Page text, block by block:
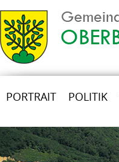
PORTRAIT POLITIK